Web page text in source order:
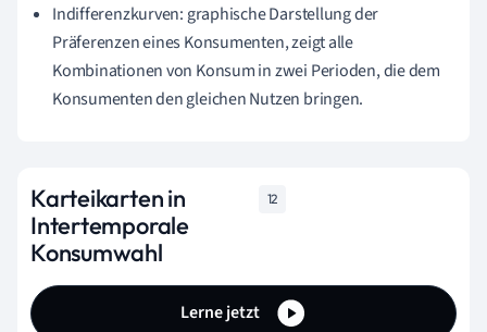
Indifferenzkurven: graphische Darstellung der
Präferenzen eines Konsumenten, zeigt alle
Kombinationen von Konsum in zwei Perioden, die dem
Konsumenten den gleichen Nutzen bringen.
Karteikarten in
Intertemporale
Konsumwahl
12
Lerne jetzt